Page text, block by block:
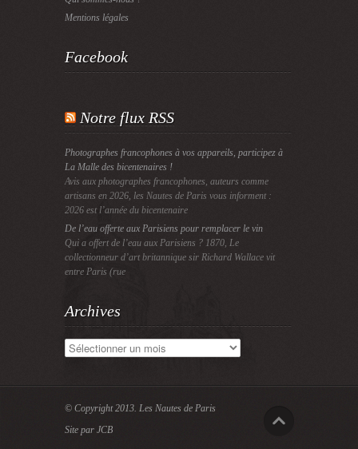
Mentions légales
Facebook
Notre flux RSS
Photographes francophones à vos appareils, participez à
La Malle des bicentenaires !
Avis aux photographes francophones, auteurs comme
artisans en 2026, les Nautes de Paris vous informent :
2026 est l’année du bicentenaire
De l’eau offerte aux Parisiens pour remplacer le vin
Qui a offert de l’eau aux Parisiens ? 1870, Le
collectionneur d’art britannique sir Richard Wallace vit
entre Paris (rue
Archives
Archives
© Copyright 2013. Les Nautes de Paris
Site par JCB